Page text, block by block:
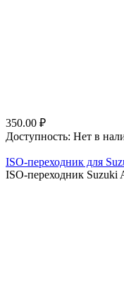
350.00 ₽
Доступность: Нет в
ISO-переходник для
ISO-переходник Suzuki